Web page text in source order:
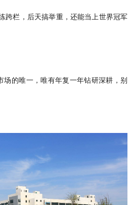
跨栏，后天搞举重，还能当上世界冠军
场的唯一，唯有年复一年钻研深耕，别